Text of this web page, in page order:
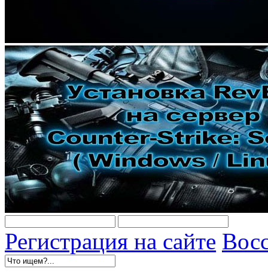
Регистрация на сайте